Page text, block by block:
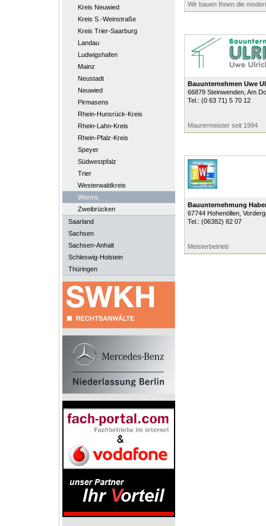
Kreis Neuwied
Kreis S.-Weinstraße
Kreis Trier-Saarburg
Landau
Ludwigshafen
Mainz
Neustadt
Neuwied
Pirmasens
Rhein-Hunsrück-Kreis
Rhein-Lahn-Kreis
Rhein-Pfalz-Kreis
Speyer
Südwestpfalz
Trier
Westerwaldkreis
Worms
Zweibrücken
Saarland
Sachsen
Sachsen-Anhalt
Schleswig-Holstein
Thüringen
Wir bauen Ihnen die
Bauunternehmen Uwe
66879 Steinwenden, Am
Tel.: (0 63 71) 5 70 12
Maurermeister seit 1994
Bauunternehmung
67744 Hohenöllen,
Tel.: (06382) 82 07
Meisterbetrieb